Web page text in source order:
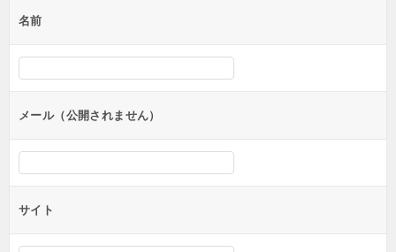
ー
シ
ン
名前
メール（公開されません）
サイト